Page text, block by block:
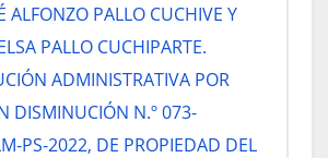
ALFONZO PALLO CUCHIVE Y
PALLO CUCHIPARTE.
ADMINISTRATIVA POR
DISMINUCIÓN N.º 073-
PS-2022, DE PROPIEDAD DEL